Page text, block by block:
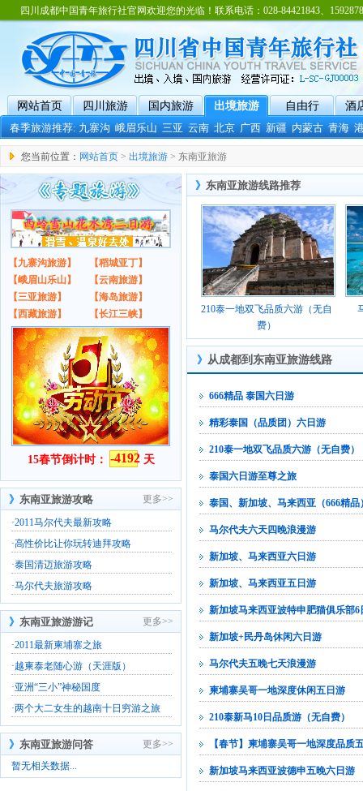
四川成都中国青年旅行社官网欢迎您的光临！联系电话：028-84421843、
网站首页 四川旅游 国内旅游 出境旅游 自由行
酒
春季旅游推荐:九寨沟 峨眉乐山 三亚 云南 北京 广西 新疆 内蒙古 青海
您当前位置： 网站首页 > 出境旅游 > 东南亚旅游
【九寨沟旅游】
【稻城亚丁】
【峨眉山乐山】
【云南旅游】
【三亚旅游】
【海岛旅游】
【西藏旅游】
【长江三峡】
15春节倒计时： -4192 天
》 东南亚旅游攻略 更多>>
·2011马尔代夫最新攻略
·高性价比让你玩转迪拜攻略
·泰国清迈旅游攻略
·马尔代夫旅游攻略
》 东南亚旅游游记 更多>>
·2011最新柬埔寨之旅
·越柬泰老随心游（天涯版）
·亚洲“三小”神秘国度
·两个大二女生的越南十日穷游之旅
》 东南亚旅游问答
更多>>
暂无相关数据...
》 东南亚旅游线路推荐
210泰一地双飞品质六游（无自
费）
》 从成都到东南亚旅游线路
666精品 泰国六日游
精彩泰国（品质团）六日游
210泰一地双飞品质六游（无自费）
泰国六日游至尊之旅
泰国、新加坡、马来西亚（666精品
马尔代夫六天四晚浪漫游
新加坡、马来西亚六日游
新加坡、马来西亚五日游
新加坡马来西亚波特申肥猫俱乐部6
新加坡+民丹岛休闲六日游
马尔代夫五晚七天浪漫游
柬埔寨吴哥一地深度休闲五日游
210泰新马10日品质游（无自费）
【春节】柬埔寨吴哥一地深度品质
新加坡马来西亚波德申五晚六日游